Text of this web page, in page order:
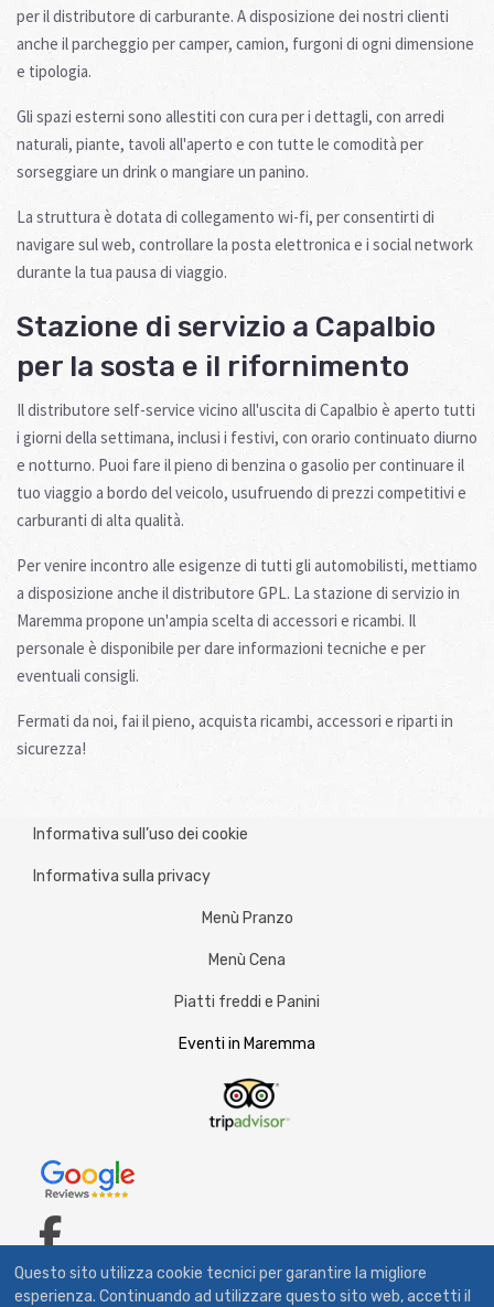
Stazione di servizio a Capalbio
per la sosta e il rifornimento
Il distributore self-service vicino all'uscita di Capalbio è aperto tutti
i giorni della settimana, inclusi i festivi, con orario continuato diurno
e notturno. Puoi fare il pieno di benzina o gasolio per continuare il
tuo viaggio a bordo del veicolo, usufruendo di prezzi competitivi e
carburanti di alta qualità.
Per venire incontro alle esigenze di tutti gli automobilisti, mettiamo
a disposizione anche il distributore GPL. La stazione di servizio in
Maremma propone un'ampia scelta di accessori e ricambi. Il
personale è disponibile per dare informazioni tecniche e per
eventuali consigli.
Fermati da noi, fai il pieno, acquista ricambi, accessori e riparti in
sicurezza!
per il distributore di carburante. A disposizione dei nostri clienti
anche il parcheggio per camper, camion, furgoni di ogni dimensione
e tipologia.
Gli spazi esterni sono allestiti con cura per i dettagli, con arredi
naturali, piante, tavoli all'aperto e con tutte le comodità per
sorseggiare un drink o mangiare un panino.
La struttura è dotata di collegamento wi-fi, per consentirti di
navigare sul web, controllare la posta elettronica e i social network
durante la tua pausa di viaggio.
Informativa sull’uso dei cookie
Informativa sulla privacy
Menù Pranzo
Menù Cena
Piatti freddi e Panini
Eventi in Maremma
fab
fa-
Questo sito utilizza cookie tecnici per garantire la migliore
esperienza. Continuando ad utilizzare questo sito web, accetti il